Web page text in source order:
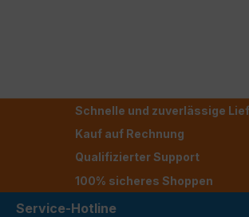
Schnelle und zuverlässige
Kauf auf Rechnung
Qualifizierter Support
100% sicheres Shoppen
Service-Hotline